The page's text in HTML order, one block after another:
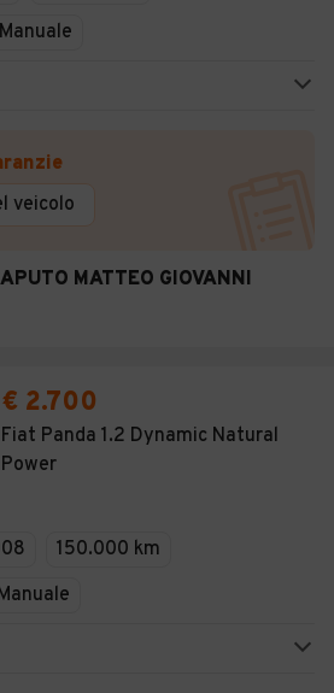
Manuale
veicolo
MATTEO GIOVANNI
€ 2.700
Fiat Panda 1.2 Dynamic Natural
Power
150.000 km